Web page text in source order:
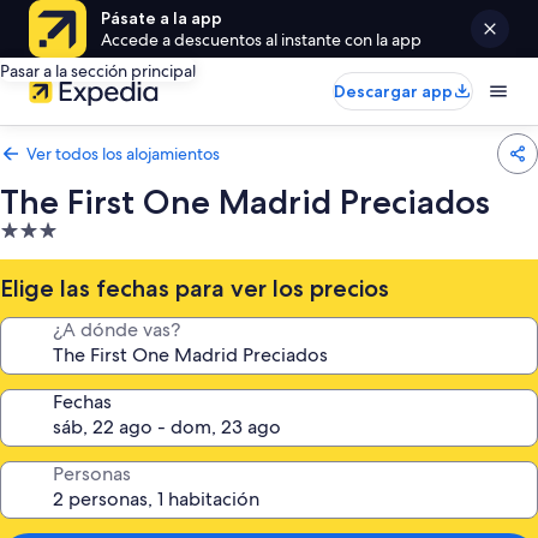
Pásate a la app
Accede a descuentos al instante con la app
Pasar a la sección principal
Descargar app
Ver todos los alojamientos
The First One Madrid Preciados
Alojamiento
de
3.0 estrellas
Elige las fechas para ver los precios
¿A dónde vas?
Fechas
Personas